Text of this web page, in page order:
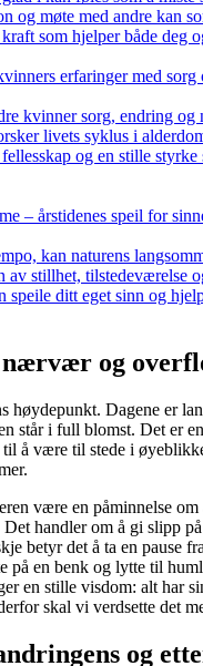
og møte med andre kan
som hjelper både deg
erfaringer med sorg
kvinner sorg, endring og
livets syklus i
og en stille styrke
– årstidenes speil for
kan naturens
av stillhet, tilstedeværelse
speile ditt eget sinn og
nærvær og
høydepunkt. Dagene er
står i full blomst. Det er
å være til stede i
være en påminnelse om
Det handler om å gi slipp
betyr det å ta en pause
på en benk og lytte til
en stille visdom: alt har
skal vi verdsette det
og